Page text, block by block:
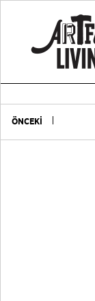
ÖNCEKİ